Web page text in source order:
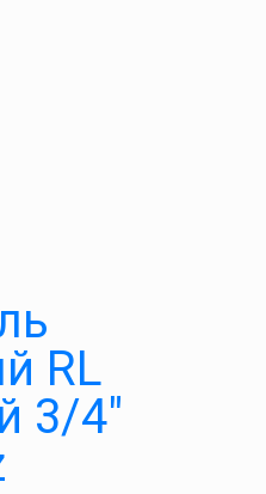
RL
3/4″